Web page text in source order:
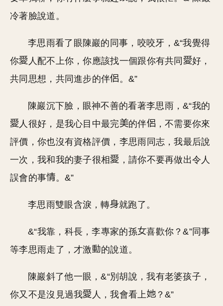
冷著臉說道。
李思雨看了眼陳巖的同事，咬咬牙，&“我覺得
你
人配不上你，你應該找一個跟你有共同
好，
共同思想，共同進步的伴
。&”
陳巖沉下臉，眼神不善的看著李思雨，&“我的
人很好，是我心目中最完
的伴
，不需要你來
評價，你也沒有資格評價，李思雨同志，我最后說
一次，我和我的妻子很相
，請你不要再做出令人
誤會的事
。&”
李思雨雙眼含淚，轉 就跑了。
&“我靠，科長，李專家的孫
喜歡你？&”同事
等李思雨走了，才激
的說道。
陳巖斜了他一眼，&“別胡說，我有老婆孩子，
你又不是沒見過我
人，我會看上 ？&”